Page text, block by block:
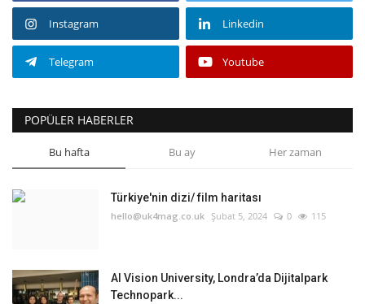
Instagram Linkedin
Telegram Youtube
POPÜLER HABERLER
Bu hafta Bu ay Her zaman
Türkiye'nin dizi/ film haritası
hello@uk4mag.co.uk Şubat 5, 2024 0 115
AI Vision University, Londra’da Dijitalpark
Technopark...